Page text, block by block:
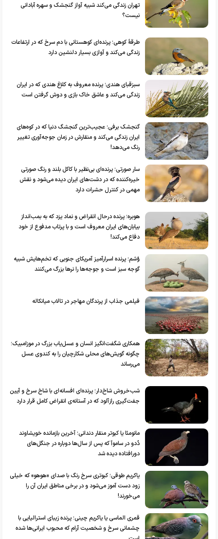
تهران زندگی می‌کند شبیه آواز گنجشک و سهره آبادانی
نیست؟
طرقۀ کوهی؛ پرنده‌ای کوهستانی با دم سرخ که در ارتفاعات
زندگی می‌کند و آوازی بسیار دلنشین دارد
سبزقبای هندی؛ پرنده معروف به کلاغ هندی که در ایران
زندگی می‌کند و عاشق خاک بازی و دوش گرفتن است
گنجشک برفی؛ عجیب‌ترین گنجشگ دنیا که در کوه‌های
ایران زندگی می‌کند و منقارش در زمان جوجه‌آوری تغییر
رنگ می‌دهد!
سار صورتی؛ پرنده‌ای بی‌نظیر با کاکل بلند و رنگ صورتی
خیره‌کننده که در دشت‌های ایران دیده می‌شود و نقش
مهمی در کنترل حشرات دارد
هوبره؛ پرنده درحال انقراض و نماد یزد که به بمب‌انداز
بیابان‌های ایران معروف است و با پرتاب مدفوع از خود
دفاع می‌کند!
وُشم؛ پرنده اسرارآمیز آمریکای جنوبی که تخم‌هایش شبیه
گوجه سبز است و جوجه‌ها را نر‌ها بزرگ می‌کنند
فیلمی جذاب از پرندگان مهاجر در تالاب میانکاله
همکاری شگفت‌انگیز انسان و عسل‌یاب بزرگ در موزامبیک؛
چگونه گویش‌های محلی شکارچیان را به کندوی عسل
می‌رساند
شب‌خروش شاخ‌دار؛ پرنده‌ای افسانه‌ای با شاخ سرخ و آیین
جفت‌گیری رازآلود که در آستانه‌ی انقراض کامل قرار دارد
مانومئا یا کبوتر منقار دندانی؛ آخرین بازمانده خویشاوند
دُدو در ساموآ که پس از سال‌ها دوباره در جنگل‌های
دورافتاده دیده شد
یاکریم طوقی؛ کبوتری سرخ رنگ با صدای «هوهو» که خیلی
زود دست آموز می‌شود و در برخی مناطق ایران آن را
می‌خورند!
قمری الماسی یا یاکریم چینی؛ پرنده زیبای استرالیایی با
چشمانی سرخ و شخصیت آرام که محبوب ایرانی‌ها شده